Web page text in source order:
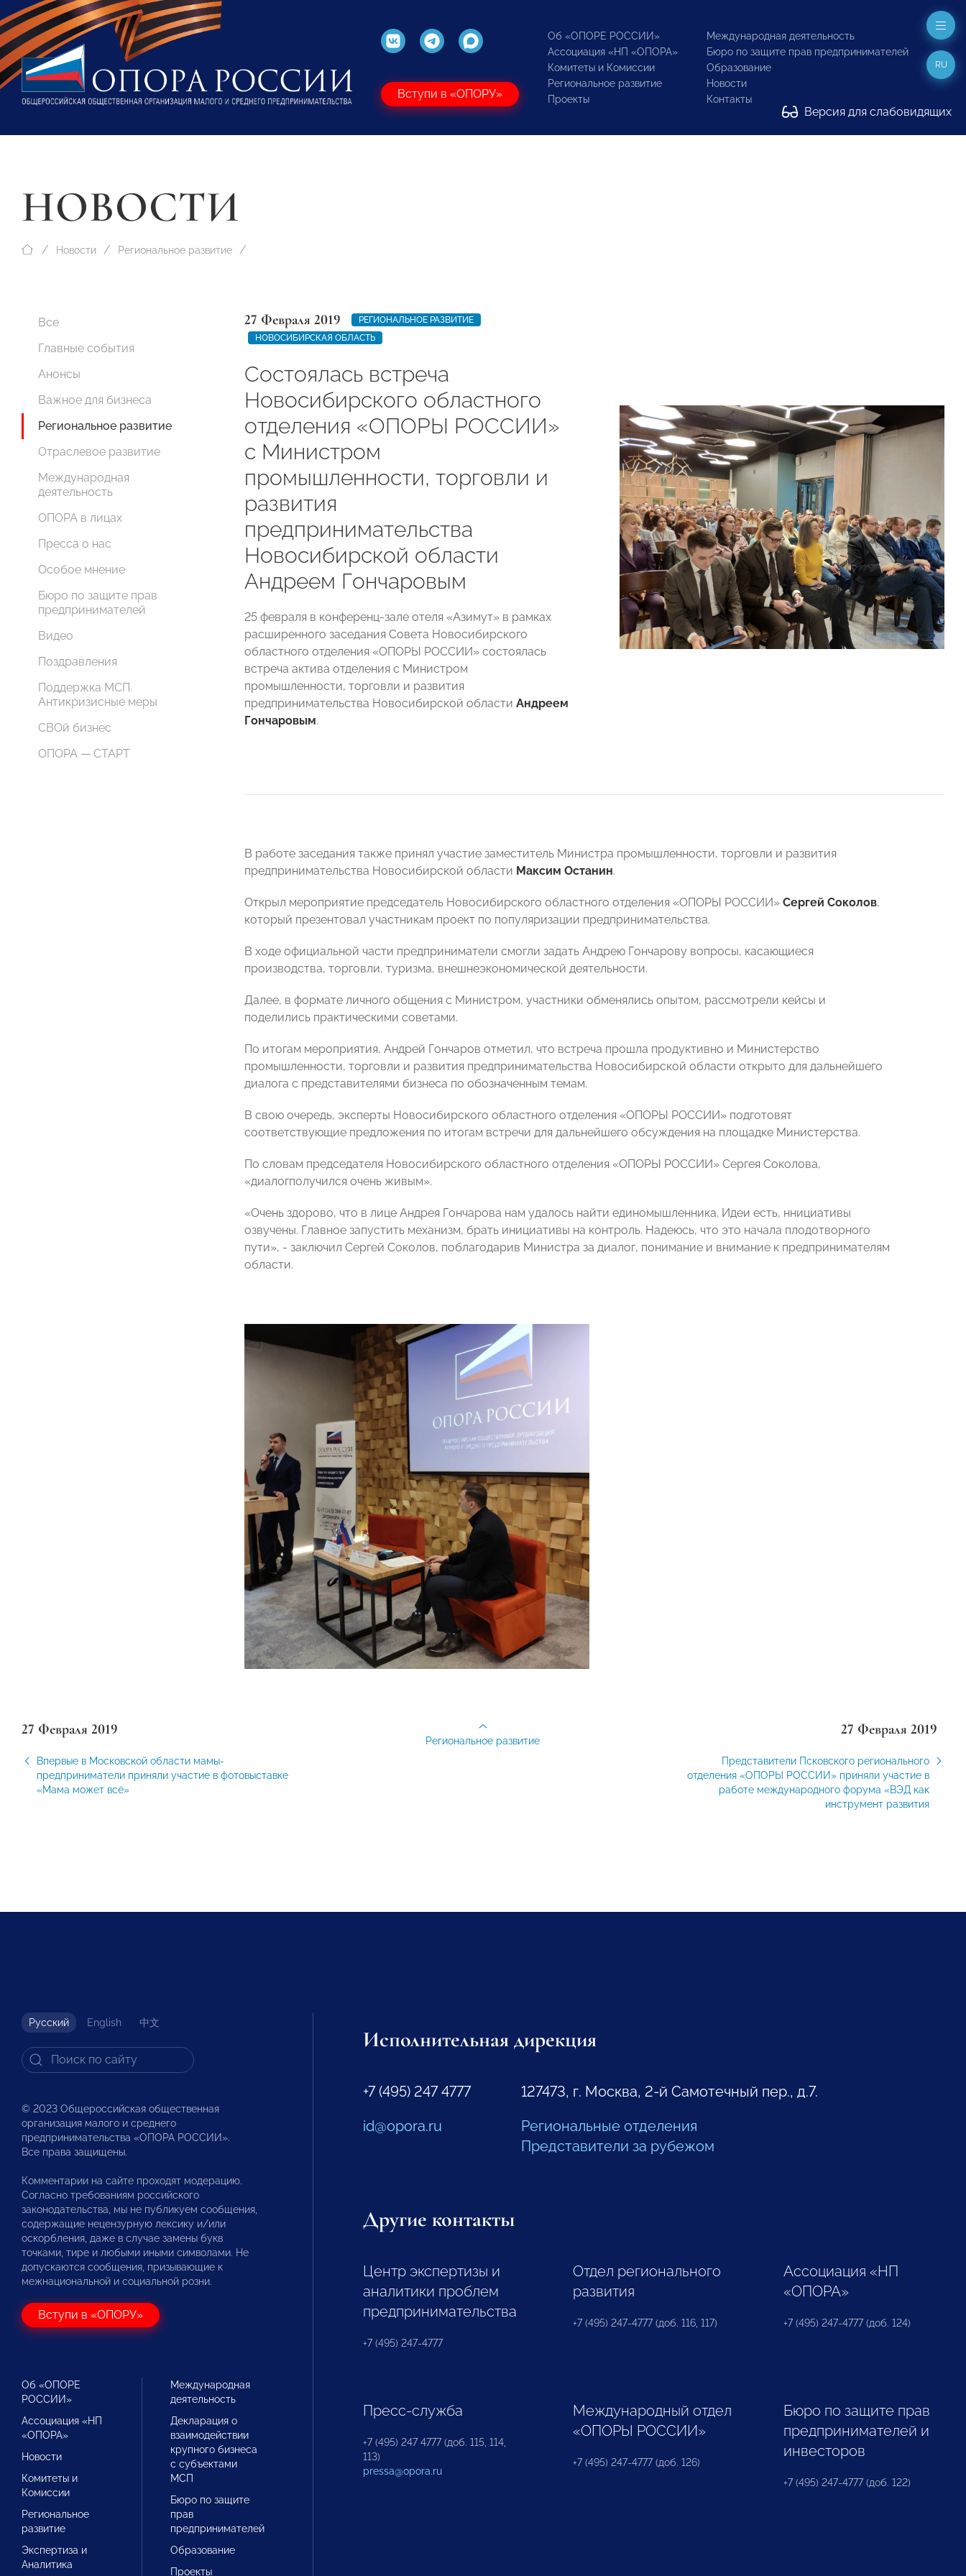
Вступи в «ОПОРУ»
Об «ОПОРЕ РОССИИ»
Ассоциация «НП «ОПОРА»
Комитеты и Комиссии
Региональное развитие
Проекты
Международная деятельность
Бюро по защите прав предпринимателей
Образование
Новости
Контакты
Версия для слабовидящих
RU
НОВОСТИ
Новости Региональное развитие
Все
Главные события
Анонсы
Важное для бизнеса
Региональное развитие
Отраслевое развитие
Международная
деятельность
ОПОРА в лицах
Пресса о нас
Особое мнение
Бюро по защите прав
предпринимателей
Видео
Поздравления
Поддержка МСП.
Антикризисные меры
СВОй бизнес
ОПОРА — СТАРТ
27 Февраля 2019
РЕГИОНАЛЬНОЕ РАЗВИТИЕ
НОВОСИБИРСКАЯ ОБЛАСТЬ
Состоялась встреча
Новосибирского областного
отделения «ОПОРЫ РОССИИ»
с Министром
промышленности, торговли и
развития
предпринимательства
Новосибирской области
Андреем Гончаровым
25 февраля в конференц-зале отеля «Азимут» в рамках
расширенного заседания Совета Новосибирского
областного отделения «ОПОРЫ РОССИИ» состоялась
встреча актива отделения с Министром
промышленности, торговли и развития
предпринимательства Новосибирской области Андреем
Гончаровым.
В работе заседания также принял участие заместитель Министра промышленности, торговли и развития
предпринимательства Новосибирской области Максим Останин.
Открыл мероприятие председатель Новосибирского областного отделения «ОПОРЫ РОССИИ» Сергей Соколов,
который презентовал участникам проект по популяризации предпринимательства.
В ходе официальной части предприниматели смогли задать Андрею Гончарову вопросы, касающиеся
производства, торговли, туризма, внешнеэкономической деятельности.
Далее, в формате личного общения с Министром, участники обменялись опытом, рассмотрели кейсы и
поделились практическими советами.
По итогам мероприятия, Андрей Гончаров отметил, что встреча прошла продуктивно и Министерство
промышленности, торговли и развития предпринимательства Новосибирской области открыто для дальнейшего
диалога с представителями бизнеса по обозначенным темам.
В свою очередь, эксперты Новосибирского областного отделения «ОПОРЫ РОССИИ» подготовят
соответствующие предложения по итогам встречи для дальнейшего обсуждения на площадке Министерства.
По словам председателя Новосибирского областного отделения «ОПОРЫ РОССИИ» Сергея Соколова,
«диалогполучился очень живым».
«Очень здорово, что в лице Андрея Гончарова нам удалось найти единомышленника. Идеи есть, ннициативы
озвучены. Главное запустить механизм, брать инициативы на контроль. Надеюсь, что это начала плодотворного
пути», - заключил Сергей Соколов, поблагодарив Министра за диалог, понимание и внимание к предпринимателям
области.
27 Февраля 2019
Впервые в Московской области мамы-
предприниматели приняли участие в фотовыставке
«Мама может всё»
27 Февраля 2019
Представители Псковского регионального
отделения «ОПОРЫ РОССИИ» приняли участие в
работе международного форума «ВЭД как
инструмент развития
Региональное развитие
Русский English 中文
© 2023 Общероссийская общественная
организация малого и среднего
предпринимательства «ОПОРА РОССИИ».
Все права защищены.
Комментарии на сайте проходят модерацию.
Согласно требованиям российского
законодательства, мы не публикуем сообщения,
содержащие нецензурную лексику и/или
оскорбления, даже в случае замены букв
точками, тире и любыми иными символами. Не
допускаются сообщения, призывающие к
межнациональной и социальной розни.
Вступи в «ОПОРУ»
Об «ОПОРЕ
РОССИИ»
Ассоциация «НП
«ОПОРА»
Новости
Комитеты и
Комиссии
Региональное
развитие
Экспертиза и
Аналитика
Международная
деятельность
Декларация о
взаимодействии
крупного бизнеса
с субъектами
МСП
Бюро по защите
прав
предпринимателей
Образование
Проекты
Исполнительная дирекция
+7 (495) 247 4777
id@opora.ru
127473, г. Москва, 2-й Самотечный пер., д.7.
Региональные отделения
Представители за рубежом
Другие контакты
Центр экспертизы и
аналитики проблем
предпринимательства
+7 (495) 247-4777
Отдел регионального
развития
+7 (495) 247-4777 (доб. 116, 117)
Ассоциация «НП
«ОПОРА»
+7 (495) 247-4777 (доб. 124)
Пресс-служба
+7 (495) 247 4777 (доб. 115, 114,
113)
pressa@opora.ru
Международный отдел
«ОПОРЫ РОССИИ»
+7 (495) 247-4777 (доб. 126)
Бюро по защите прав
предпринимателей и
инвесторов
+7 (495) 247-4777 (доб. 122)